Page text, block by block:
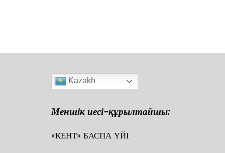
Kazakh
Меншік иесі-құрылтайшы:
«КЕНТ» БАСПА ҮЙІ